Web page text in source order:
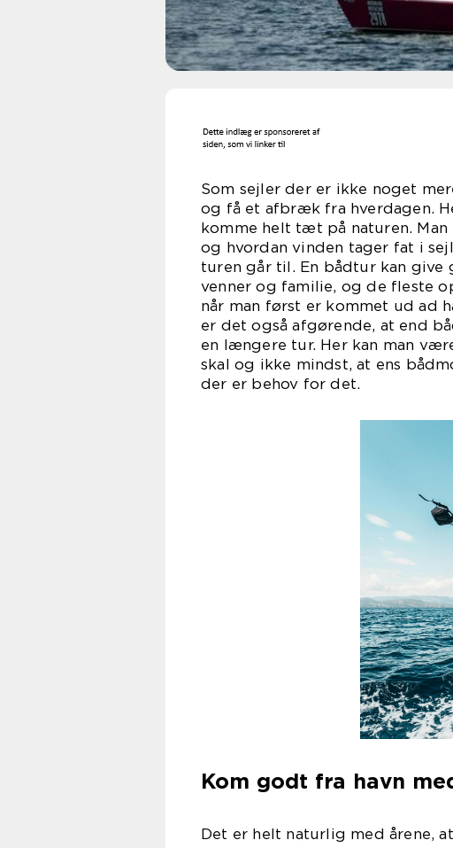
Som sejler der er ikke noget
og få et afbræk fra hverdagen.
komme helt tæt på naturen.
og hvordan vinden tager fat i
turen går til. En bådtur kan
venner og familie, og de fleste
når man først er kommet ud ad
er det også afgørende, at end
en længere tur. Her kan man
skal og ikke mindst, at ens
der er behov for det.
Kom godt fra havn
Det er helt naturlig med årene,